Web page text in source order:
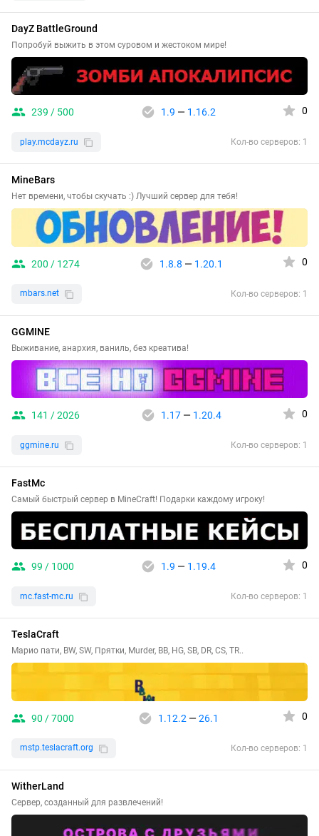
DayZ BattleGround
Попробуй выжить в этом суровом и жестоком мире!
239 / 500 1.9 — 1.16.2 0
play.mcdayz.ru Кол-во серверов: 1
MineBars
Нет времени, чтобы скучать :) Лучший сервер для тебя!
200 / 1274 1.8.8 — 1.20.1 0
mbars.net Кол-во серверов: 1
GGMINE
Выживание, анархия, ваниль, без креатива!
141 / 2026 1.17— 1.20.4 0
ggmine.ru Кол-во серверов: 1
FastMc
Самый быстрый сервер в MineCraft! Подарки каждому игроку!
99 / 1000 1.9 — 1.19.4 0
mc.fast-mc.ru Кол-во серверов: 1
TeslaCraft
Марио пати, BW, SW, Прятки, Murder, BB, HG, SB, DR, CS, TR..
90 / 7000 1.12.2 — 26.1 0
mstp.teslacraft.org Кол-во серверов: 1
WitherLand
Сервер, созданный для развлечений!